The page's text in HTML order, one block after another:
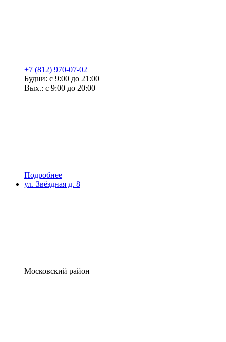
+7 (812) 970-07-02
Будни: с 9:00 до 21:00
Вых.: с 9:00 до 20:00
Подробнее
ул. Звёздная д. 8
Московский район